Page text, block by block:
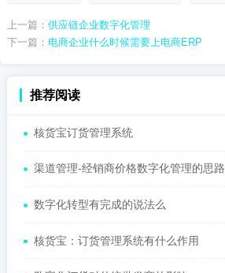
上一篇： 供应链企业数字化管理
下一篇： 电商企业什么时候需要上电商ERP
推荐阅读
核货宝订货管理系统
渠道管理-经销商价格数字化管理的思路
数字化转型有完成的说法么
核货宝：订货管理系统有什么作用